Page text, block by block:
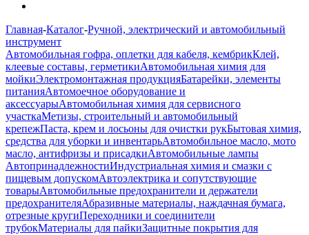
Главная-Каталог-Ручной, электрический и автомобильный
инструмент
Автомобильная гофра, оплетки для кабеля, кембрикКлей,
клеевые составы, герметикиАвтомобильная химия для
мойкиЭлектромонтажная продукцияБатарейки, элементы
питанияАвтомоечное оборудование и
аксессуарыАвтомобильная химия для сервисного
участкаМетизы, строительный и автомобильный
крепежПаста, крем и лосьоны для очистки рукБытовая химия,
средства для уборки и инвентарьАвтомобильное масло, мото
масло, антифризы и присадкиАвтомобильные лампы
АвтопринадлежностиИндустриальная химия и смазки с
пищевым допускомАвтоэлектрика и сопутствующие
товарыАвтомобильные предохранители и держатели
предохранителяАбразивные материалы, наждачная бумага,
отрезные кругиПереходники и соединители
трубокМатериалы для пайкиЗащитные покрытия для